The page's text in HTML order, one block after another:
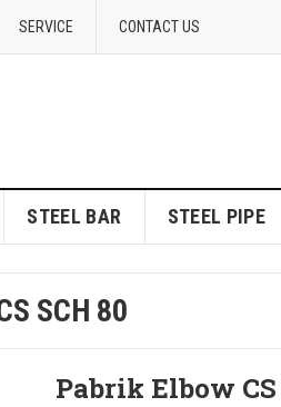
SERVICE CONTACT US
STEEL BAR STEEL PIPE
SCH 80
Pabrik Elbow